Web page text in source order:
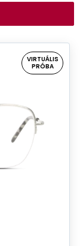
VIRTUÁLIS
PRÓBA